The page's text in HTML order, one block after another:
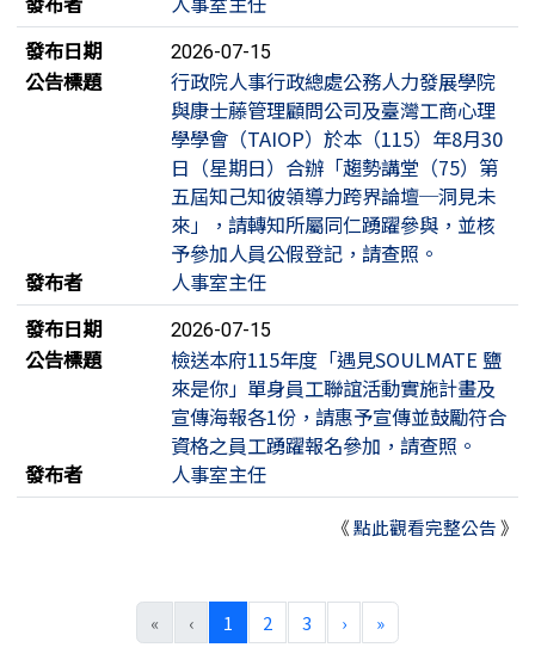
發布日期
2026-07-15
公告標題
行政院人事行政總處公務人力發展學院
與康士藤管理顧問公司及臺灣工商心理
學學會（TAIOP）於本（115）年8月30
日（星期日）合辦「趨勢講堂（75）第
五屆知己知彼領導力跨界論壇─洞見未
來」，請轉知所屬同仁踴躍參與，並核
予參加人員公假登記，請查照。
發布者
人事室主任
發布日期
2026-07-15
公告標題
檢送本府115年度「遇見SOULMATE 鹽
來是你」單身員工聯誼活動實施計畫及
宣傳海報各1份，請惠予宣傳並鼓勵符合
資格之員工踴躍報名參加，請查照。
發布者
人事室主任
《點此觀看完整公告》
« ‹ 1 (目前頁次)
2 3 ›下一頁
»最後頁